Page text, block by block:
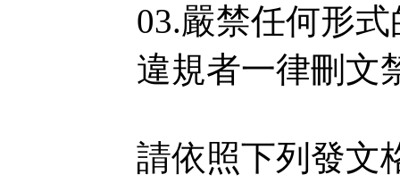
03.嚴禁任何形
違規者一律刪文
請依照下列發文